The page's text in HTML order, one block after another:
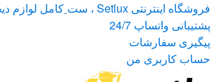
فروشگاه اینترنتی Setlux ، ست ِکامل لوازم دیجیتال
پشتیبانی واتساپ 24/7
پیگیری سفارشات
حساب کاربری من